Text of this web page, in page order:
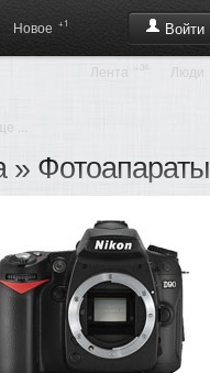
Войти
Новое +1
Лента Люди
...
» Фотоапараты